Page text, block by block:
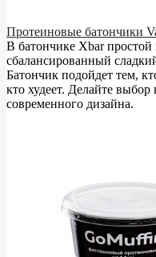
Протеиновые батончики
В батончике Xbar простой
сбалансированный
Батончик подойдет тем,
кто худеет. Делайте выбор
современного дизайна.